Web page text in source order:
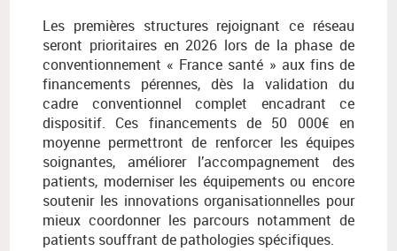
Les premières structures rejoignant ce réseau
seront prioritaires en 2026 lors de la phase de
conventionnement « France santé » aux fins de
financements pérennes, dès la validation du
cadre conventionnel complet encadrant ce
dispositif. Ces financements de 50 000€ en
moyenne permettront de renforcer les équipes
soignantes, améliorer l’accompagnement des
patients, moderniser les équipements ou encore
soutenir les innovations organisationnelles pour
mieux coordonner les parcours notamment de
patients souffrant de pathologies spécifiques.